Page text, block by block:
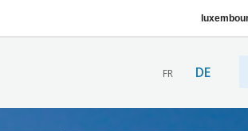
FR DE